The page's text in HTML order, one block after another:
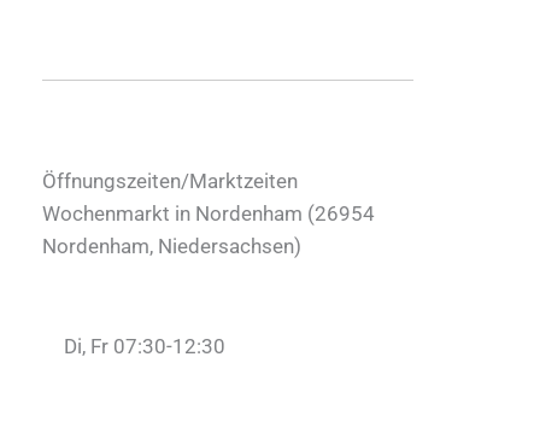
Öffnungszeiten/Marktzeiten
Wochenmarkt in Nordenham (26954
Nordenham, Niedersachsen)
Di, Fr 07:30-12:30